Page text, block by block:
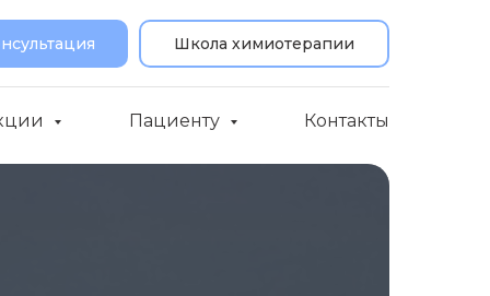
Школа химиотерапии
Пациенту Контакты